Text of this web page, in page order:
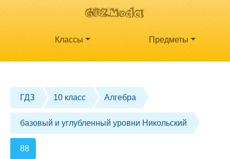
Классы Предметы
ГДЗ 10 класс Алгебра
базовый и углубленный уровни Никольский
88